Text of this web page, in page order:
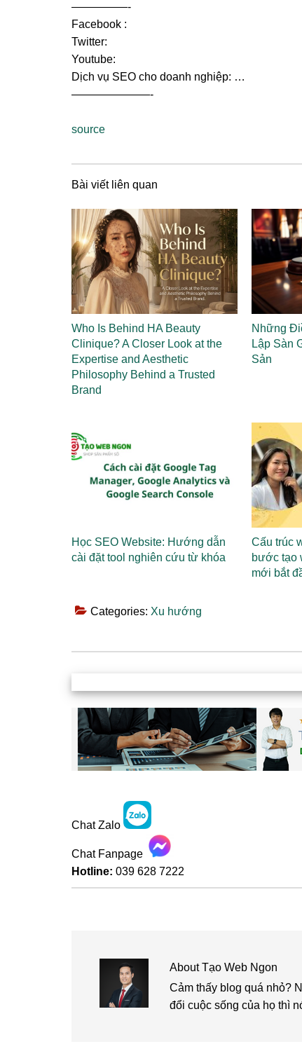
—————-
Facebook :
Twitter:
Youtube:
Dịch vụ SEO cho doanh nghiệp: …
———————-
source
Bài viết liên quan
Who Is Behind HA Beauty
Clinique? A Closer Look at the
Expertise and Aesthetic
Philosophy Behind a Trusted
Brand
Những
Lập Sàn
Sản
Học SEO Website: Hướng dẫn
cài đặt tool nghiên cứu từ khóa
Cấu trúc
bước tạo
mới bắt
Categories: Xu hướng
Chat Zalo
Chat Fanpage
Hotline: 039 628 7222
AboutTạo Web Ngon
Cảm thấy blog quá nhỏ?
đổi cuộc sống của họ thì